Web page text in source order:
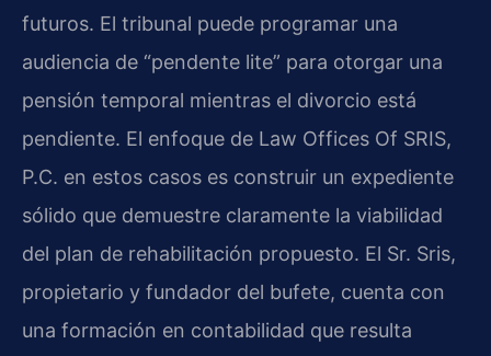
futuros. El tribunal puede programar una
audiencia de “pendente lite” para otorgar una
pensión temporal mientras el divorcio está
pendiente. El enfoque de Law Offices Of SRIS,
P.C. en estos casos es construir un expediente
sólido que demuestre claramente la viabilidad
del plan de rehabilitación propuesto. El Sr. Sris,
propietario y fundador del bufete, cuenta con
una formación en contabilidad que resulta